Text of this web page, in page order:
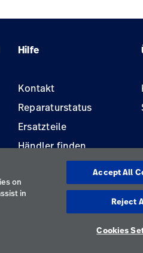
Hilfe
Kontakt
Reparaturstatus
Ersatzteile
Händler finden
Gerätewartung und -
reparatur
Nutzungsbedingungen
on
in
Accept All
Reject
Cookies